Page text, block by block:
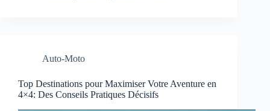
Auto-Moto
Top Destinations pour Maximiser Votre Aventure en
4×4: Des Conseils Pratiques Décisifs